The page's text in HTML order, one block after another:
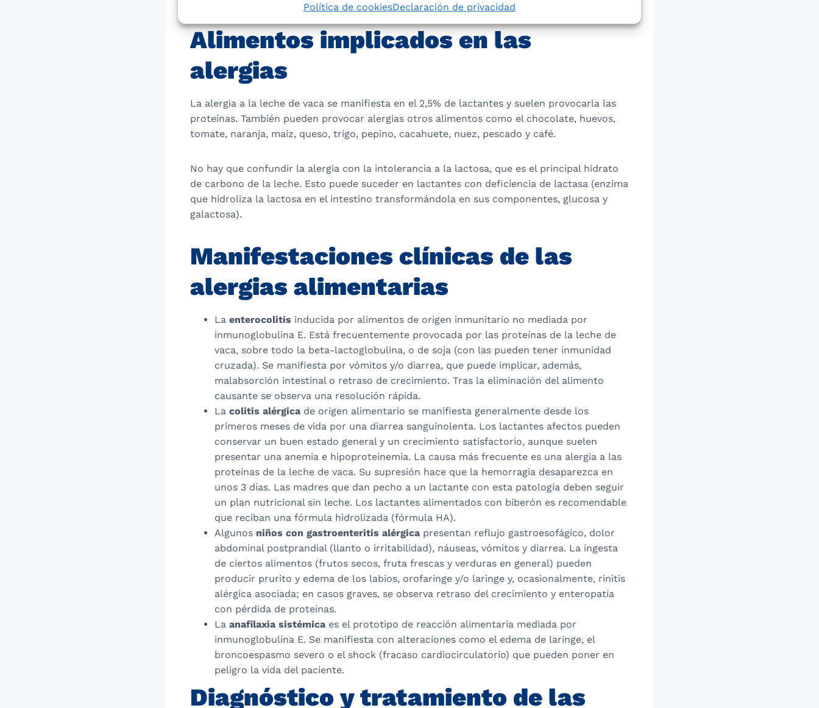
Política de cookiesDeclaración de privacidad
alérgica está presente.
Alimentos implicados en las
alergias
La alergia a la leche de vaca se manifiesta en el 2,5% de lactantes y suelen provocarla las
proteínas. También pueden provocar alergias otros alimentos como el chocolate, huevos,
tomate, naranja, maíz, queso, trigo, pepino, cacahuete, nuez, pescado y café.
No hay que confundir la alergia con la intolerancia a la lactosa, que es el principal hidrato
de carbono de la leche. Esto puede suceder en lactantes con deficiencia de lactasa (enzima
que hidroliza la lactosa en el intestino transformándola en sus componentes, glucosa y
galactosa).
Manifestaciones clínicas de las
alergias alimentarias
La enterocolitis inducida por alimentos de origen inmunitario no mediada por
inmunoglobulina E. Está frecuentemente provocada por las proteínas de la leche de
vaca, sobre todo la beta-lactoglobulina, o de soja (con las pueden tener inmunidad
cruzada). Se manifiesta por vómitos y/o diarrea, que puede implicar, además,
malabsorción intestinal o retraso de crecimiento. Tras la eliminación del alimento
causante se observa una resolución rápida.
La colitis alérgica de origen alimentario se manifiesta generalmente desde los
primeros meses de vida por una diarrea sanguinolenta. Los lactantes afectos pueden
conservar un buen estado general y un crecimiento satisfactorio, aunque suelen
presentar una anemia e hipoproteínemia. La causa más frecuente es una alergia a las
proteínas de la leche de vaca. Su supresión hace que la hemorragia desaparezca en
unos 3 días. Las madres que dan pecho a un lactante con esta patología deben seguir
un plan nutricional sin leche. Los lactantes alimentados con biberón es recomendable
que reciban una fórmula hidrolizada (fórmula HA).
Algunos niños con gastroenteritis alérgica presentan reflujo gastroesofágico, dolor
abdominal postprandial (llanto o irritabilidad), náuseas, vómitos y diarrea. La ingesta
de ciertos alimentos (frutos secos, fruta frescas y verduras en general) pueden
producir prurito y edema de los labios, orofaringe y/o laringe y, ocasionalmente, rinitis
alérgica asociada; en casos graves, se observa retraso del crecimiento y enteropatía
con pérdida de proteínas.
La anafilaxia sistémica es el prototipo de reacción alimentaria mediada por
inmunoglobulina E. Se manifiesta con alteraciones como el edema de laringe, el
broncoespasmo severo o el shock (fracaso cardiocirculatorio) que pueden poner en
peligro la vida del paciente.
Diagnóstico y tratamiento de las